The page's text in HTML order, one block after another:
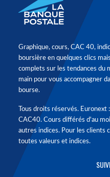
Graphique, cours, CAC 40,
boursière en quelques clics
complets sur les tendances du
main pour vous accompagner
bourse.
Tous droits réservés.
CAC40. Cours différés d'au
autres indices. Pour les clients
toutes valeurs et indices.